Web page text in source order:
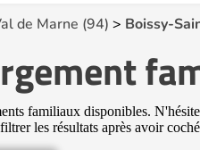
de Marne (94) > Boissy-
familiaux disponibles.
les résultats après avoir